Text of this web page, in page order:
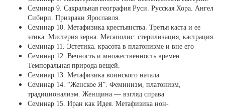
Семинар 9. Сакральная география Руси. Русская Хора. Ангел
Сибири. Призраки Ярославля.
Семинар 10. Метафизика крестьянства. Третья каста и ее
этика. Мистерия зерна. Мегаполис: стерилизация, кастрация.
Семинар 11. Эстетика. красота в платонизме и вне его
Семинар 12. Вечность и множественность времен.
Темпоральная природа вещей.
Семинар 13. Метафизика воинского начала
Семинар 14. “Женское Я”. Феминизм, платонизм,
традиционализм. Женщина — взгляд справа
Семинар 15. Иран как Идея. Метафизика нон-